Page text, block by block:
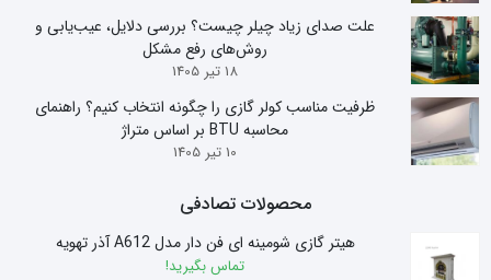
علت صدای زیاد چیلر چیست؟ بررسی دلایل، عیب‌یابی و
روش‌های رفع مشکل
18 تیر 1405
ظرفیت مناسب کولر گازی را چگونه انتخاب کنیم؟ راهنمای
محاسبه BTU بر اساس متراژ
10 تیر 1405
محصولات تصادفی
هیتر گازی شومینه ای فن دار مدل A612 آذر تهویه
تماس بگیرید!